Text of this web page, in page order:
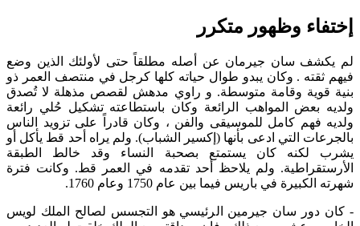
إختفاء وظهور متكرر
لم يكشف سان جيرمان عن أصله مطلقاً حتى لأولئك الذين وضع
فيهم ثقته . وكان يبدو طوال حياته كلها كرجل في منتصف العمر ذو
بنية قوية وقامة متوسطة. و راوي مدهش لقصص مذهلة لا تُصدق
ولديه بعض المواهب الرائعة وكان باستطاعته تشكيل حُلي رائعة
ولديه فهم كامل للموسيقى والفن ، وكان قادراً على تزويد الناس
بالجرعات التي ادعى بأنها (إكسير الشباب). ولم يراه أحد قط يأكل أو
يشرب لكنه كان يستمتع بصحبة النساء وقد خالط الطبقة
الأرستقراطية. ولم يلاحظ أحد تقدمه في العمر قط. وكانت فترة
شهرته الكبيرة في باريس فيما بين عام 1750 وعام 1760.
- كان دور سان جيرمين الرئيسي هو التجسس لصالح الملك لويس